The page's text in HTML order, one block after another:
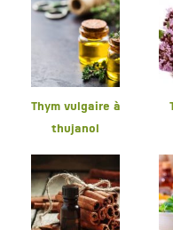
Thym vulgaire à
thujanol